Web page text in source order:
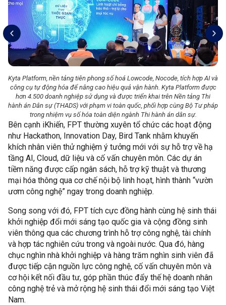
Kyta Platform, nền tảng tiên phong số hoá Lowcode, Nocode, tích hợp AI và
công cụ tự động hóa để nâng cao hiệu quả vận hành. Kyta Platform được
hơn 4.500 doanh nghiệp sử dụng và được triển khai trên Nền tảng Thi
hành án Dân sự (THADS) với phạm vi toàn quốc, phối hợp cùng Bộ Tư pháp
trong nhiệm vụ số hóa toàn diện ngành Thi hành án dân sự.
Bên cạnh iKhiến, FPT thường xuyên tổ chức các hoạt động
như Hackathon, Innovation Day, Bird Tank nhằm khuyến
khích nhân viên thử nghiệm ý tưởng mới với sự hỗ trợ về hạ
tầng AI, Cloud, dữ liệu và cố vấn chuyên môn. Các dự án
tiềm năng được cấp ngân sách, hỗ trợ kỹ thuật và thương
mại hóa thông qua cơ chế nội bộ linh hoạt, hình thành “vườn
ươm công nghệ” ngay trong doanh nghiệp.
Song song với đó, FPT tích cực đồng hành cùng hệ sinh thái
khởi nghiệp đổi mới sáng tạo quốc gia và cộng đồng sinh
viên thông qua các chương trình hỗ trợ công nghệ, tài chính
và hợp tác nghiên cứu trong và ngoài nước. Qua đó, hàng
chục nghìn nhà khởi nghiệp và hàng trăm nghìn sinh viên đã
được tiếp cận nguồn lực công nghệ, cố vấn chuyên môn và
cơ hội kết nối đầu tư, góp phần thúc đẩy thế hệ doanh nhân
công nghệ trẻ và mở rộng hệ sinh thái đổi mới sáng tạo Việt
Nam.